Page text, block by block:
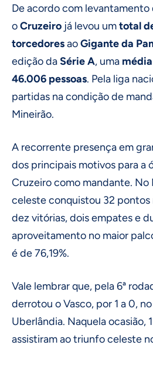
De acordo com levantamento
oCruzeiro já levou umtotal
torcedoresaoGigante da
edição daSérie A, uma média
46.006 pessoas. Pela liga
partidas na condição de
Mineirão.
A recorrente presença em
dos principais motivos para a
Cruzeiro como mandante. No
celeste conquistou 32 pontos
dez vitórias, dois empates e
aproveitamento no maior
é de 76,19%.
Vale lembrar que, pela 6ª
derrotou o Vasco, por 1 a 0,
Uberlândia. Naquela ocasião,
assistiram ao triunfo celeste